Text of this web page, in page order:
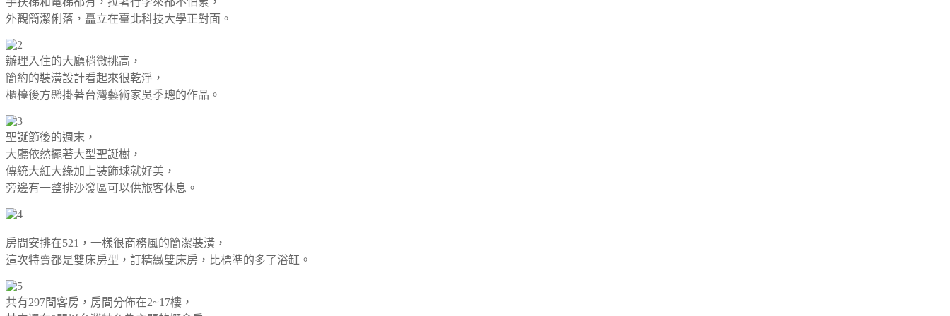
外觀簡潔俐落，矗立在臺北科技大學正對面。
辦理入住的大廳稍微挑高，
簡約的裝潢設計看起來很乾淨，
櫃檯後方懸掛著台灣藝術家吳季璁的作品。
聖誕節後的週末，
大廳依然擺著大型聖誕樹，
傳統大紅大綠加上裝飾球就好美，
旁邊有一整排沙發區可以供旅客休息。
房間安排在521，一樣很商務風的簡潔裝潢，
這次特賣都是雙床房型，訂精緻雙床房，比標準的多了浴缸。
共有297間客房，房間分佈在2~17樓，